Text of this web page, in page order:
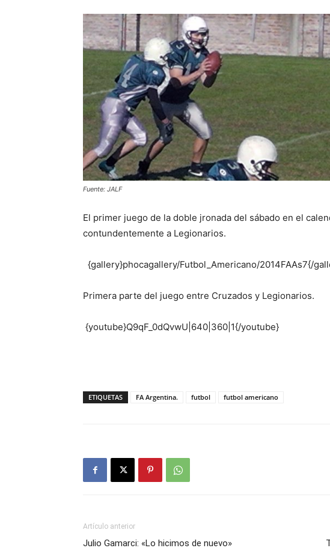
Fuente: JALF
El primer juego de la doble jronada del sábado en el
contundentemente a Legionarios.
{gallery}phocagallery/Futbol_Americano/2014FAAs7{/
Primera parte del juego entre Cruzados y Legionarios.
{youtube}Q9qF_0dQvwU|640|360|1{/youtube}
ETIQUETAS FA Argentina. futbol futbol americano
Artículo anterior
Julio Gamarci: «Lo hicimos de nuevo»